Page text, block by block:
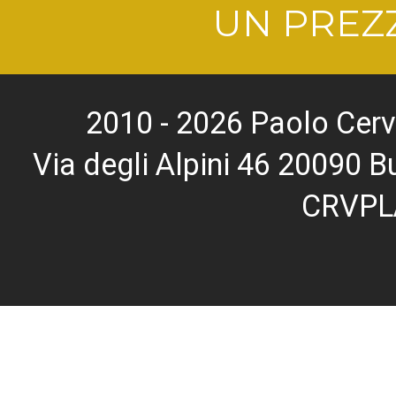
UN
2010 - 2026 Paolo
Via degli Alpini 46 20090